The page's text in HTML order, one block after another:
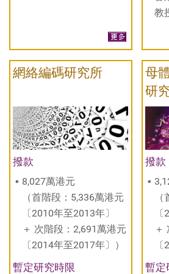
教
網絡編碼研究所
撥款
8,027萬港元
（首階段：5,336萬港元
〔2010年至2013年〕
＋ 次階段：2,691萬港元
〔2014年至2017年〕）
暫定研究時限
母
研
撥款
＋
暫定